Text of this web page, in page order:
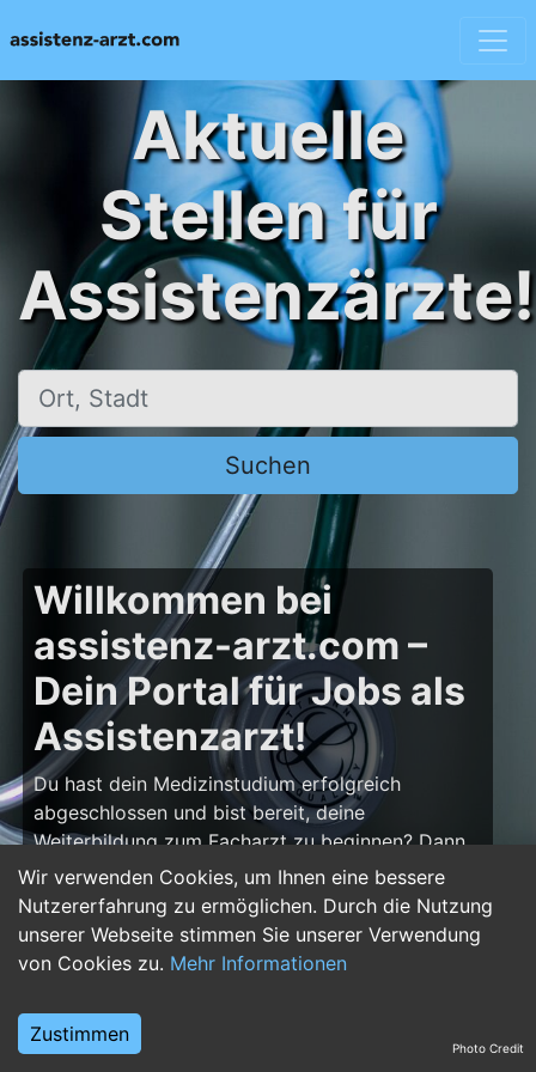
Wir verwenden Cookies, um Ihnen eine bessere
Nutzererfahrung zu ermöglichen. Durch die Nutzung
unserer Webseite stimmen Sie unserer Verwendung
von Cookies zu. Mehr Informationen
Zustimmen
Aktuelle
Stellen für
Assistenzärzte!
Ort, Stadt
Suchen
Willkommen bei
assistenz-arzt.com –
Dein Portal für Jobs als
Assistenzarzt!
Du hast dein Medizinstudium erfolgreich
abgeschlossen und bist bereit, deine
Weiterbildung zum Facharzt zu beginnen? Dann
bist du aufassistenz-arzt.comgenau richtig!
Hier findest du zahlreiche Stellenangebote für
Assistenzärzte in allen Fachrichtungen – von der
Inneren Medizin über die Chirurgie bis hin zur
deine Karriere im Arztberuf und finde die
passende Klinik oder Praxis für deinen nächstenPhoto Credit